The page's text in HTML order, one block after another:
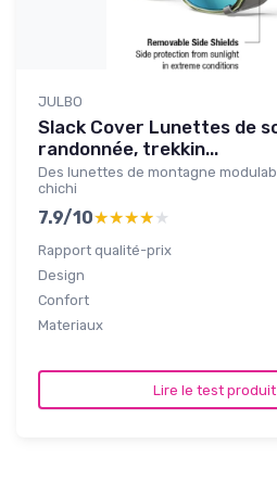
JULBO
Slack Cover Lunettes de
randonnée, trekkin...
Des lunettes de montagne
chichi
7.9/10★★★★★
★★★★★
Rapport qualité-prix
Design
Confort
Materiaux
Lire le test